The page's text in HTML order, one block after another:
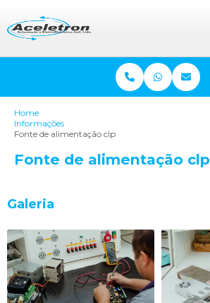
Home
Informações
Fonte de alimentação clp
Fonte de alimentação clp
Galeria